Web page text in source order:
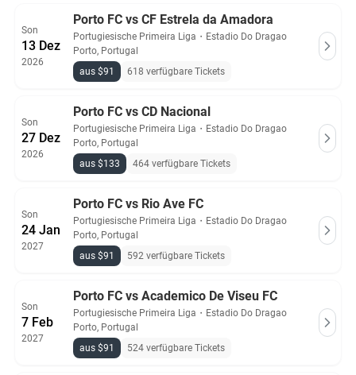
Son
13 Dez
2026
Porto FC vs CF Estrela da Amadora
Portugiesische Primeira Liga ・ Estadio Do Dragao
Porto, Portugal
aus $91
618 verfügbare Tickets
Son
27 Dez
2026
Porto FC vs CD Nacional
Portugiesische Primeira Liga ・ Estadio Do Dragao
Porto, Portugal
aus $133
464 verfügbare Tickets
Son
24 Jan
2027
Porto FC vs Rio Ave FC
Portugiesische Primeira Liga ・ Estadio Do Dragao
Porto, Portugal
aus $91
592 verfügbare Tickets
Son
7 Feb
2027
Porto FC vs Academico De Viseu FC
Portugiesische Primeira Liga ・ Estadio Do Dragao
Porto, Portugal
aus $91
524 verfügbare Tickets